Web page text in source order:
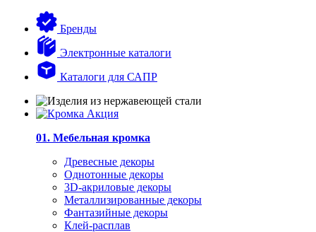
Бренды
Электронные каталоги
Каталоги для САПР
01. Мебельная кромка
Древесные декоры
Однотонные декоры
3D-акриловые декоры
Металлизированные декоры
Фантазийные декоры
Клей-расплав